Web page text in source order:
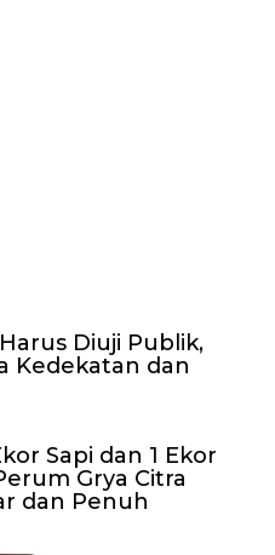
Diuji Publik,
Kedekatan dan
Sapi dan 1 Ekor
Grya Citra
dan Penuh